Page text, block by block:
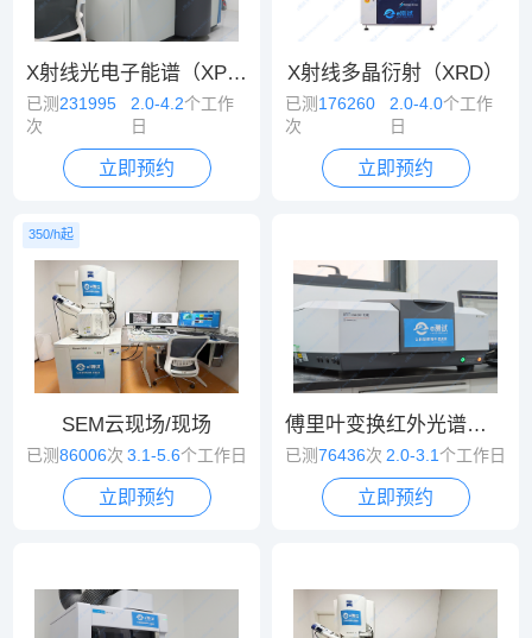
X射线光电子能谱（XPS）
已测231995
次
2.0-4.2个工作
日
立即预约
X射线多晶衍射（XRD）
已测 176260
次
2.0-4.0个工作
日
立即预约
350/h起
SEM云现场/现场
已测86006次 3.1-5.6个工作日
立即预约
傅里叶变换红外光谱（FT-IR）
已测76436次 2.0-3.1个工作日
立即预约